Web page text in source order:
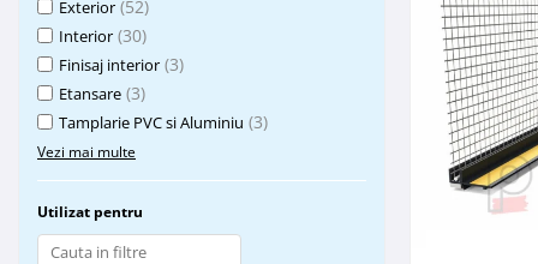
Finisaje
Accesorii Finisaje
Uși de Vizitare
Mascare
Garnituri Adezive Uși Ferestre
Gips Carton
Șuruburi Gips Carton
Piese pentru CD si UA
Exterior (52)
Interior (30)
Finisaj interior (3)
Etansare (3)
Tamplarie PVC si Aluminiu (3)
Vezi mai multe
Utilizat pentru